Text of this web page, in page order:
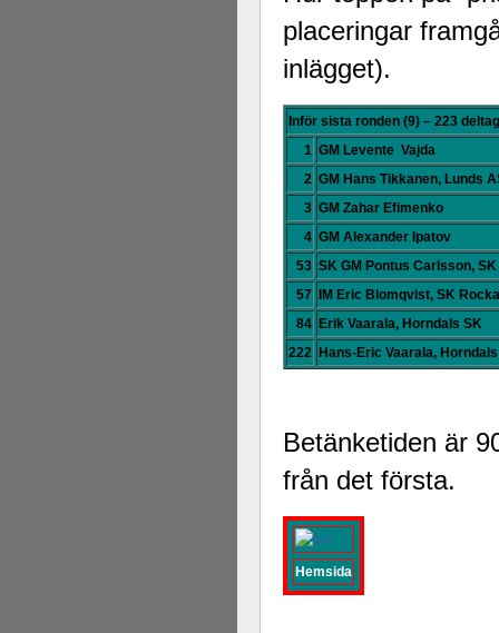
placeringar
inlägget).
Inför sista ronden (9) – 223
1 GM Levente Vajda
2 GM Hans Tikkanen, Lunds
3 GM Zahar Efimenko
4 GM Alexander Ipatov
53 SK GM Pontus Carlsson,
57
IM Eric Blomqvist, SK
84 Erik Vaarala, Horndals SK
222 Hans-Eric Vaarala,
Betänketiden är
från det första.
Hemsida